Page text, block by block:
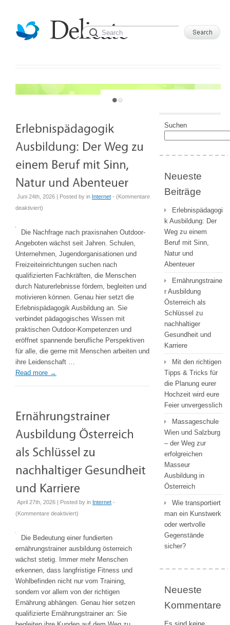
JUST ANOTHER WORDPRESS SITE
Juni 24th, 2026 | Posted by in Internet - (Kommentare
deaktiviertfür
Ausbildung:
zu
Sinn,
Natur
)
Die Nachfrage nach praxisnahen Outdoor-
Angeboten wächst seit Jahren. Schulen,
Unternehmen, Jugendorganisationen und
Freizeiteinrichtungen suchen nach
qualifizierten Fachkräften, die Menschen
durch Naturerlebnisse fördern, begleiten und
motivieren können. Genau hier setzt die
Erlebnispädagogik Ausbildung an. Sie
verbindet pädagogisches Wissen mit
praktischen Outdoor-Kompetenzen und
eröffnet spannende berufliche Perspektiven
für alle, die gerne mit Menschen arbeiten und
ihre Leidenschaft …
Read more →
April 27th, 2026 | Posted by in Internet -
(Kommentare deaktiviertfür
Ausbildung
Österreich
Schlüssel
nachhaltiger
Gesundheit
Karriere
)
Die Bedeutung einer fundierten
ernährungstrainer ausbildung österreich
wächst stetig. Immer mehr Menschen
erkennen, dass langfristige Fitness und
Wohlbefinden nicht nur vom Training,
sondern vor allem von der richtigen
Ernährung abhängen. Genau hier setzen
qualifizierte Ernährungstrainer an: Sie
Suchen
Neueste
Beiträge
Erlebnispädagogi
k Ausbildung: Der
Weg zu einem
Beruf mit Sinn,
Natur und
Abenteuer
Ernährungstraine
r Ausbildung
Österreich als
Schlüssel zu
nachhaltiger
Gesundheit und
Karriere
Mit den richtigen
Tipps & Tricks für
die Planung eurer
Hochzeit wird eure
Feier unvergesslich
Massageschule
Wien und Salzburg
– der Weg zur
erfolgreichen
Masseur
Ausbildung in
Österreich
Wie transportiert
man ein Kunstwerk
oder wertvolle
Gegenstände
sicher?
Neueste
Kommentare